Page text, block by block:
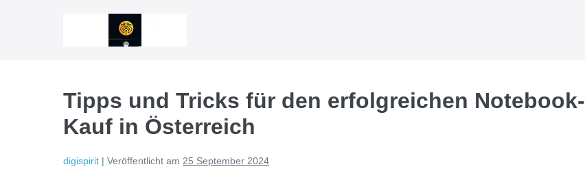
Tipps und Tricks für den erfolgreichen Notebook-
Kauf in Österreich
digispirit | Veröffentlicht am 25 September 2024